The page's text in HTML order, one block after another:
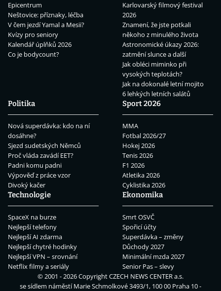
Epicentrum
Neštovice: příznaky, léčba
V čem jezdí Yamal a Mesii?
Kvízy pro seniory
Kalendář úplňků 2026
Co je bodycount?
Karlovarský filmový festival
2026
Znamení, že jste potkali
někoho z minulého života
Astronomické úkazy 2026:
zatmění slunce a další
Jak obléci miminko při
vysokých teplotách?
Jak na dokonalé letní mojito
6 lehkých letních salátů
Politika
Nová superdávka: kdo na ní
dosáhne?
Sjezd sudetských Němců
Proč vláda zavádí EET?
Padni komu padni
Výpověď z práce vzor
Divoký kačer
Sport 2026
MMA
Fotbal 2026/27
Hokej 2026
Tenis 2026
F1 2026
Atletika 2026
Cyklistika 2026
Technologie
SpaceX na burze
Nejlepší telefony
Nejlepší AI zdarma
Nejlepší chytré hodinky
Nejlepší VPN – srovnání
Netflix filmy a seriály
Ekonomika
Smrt OSVČ
Spořicí účty
Superdávka – změny
Důchody 2027
Minimální mzda 2027
Senior Pas – slevy
© 2001 - 2026 CopyrightCZECH NEWS CENTER a.s.
se sídlem náměstí Marie Schmolkové 3493/1, 100 00 Praha 10 -